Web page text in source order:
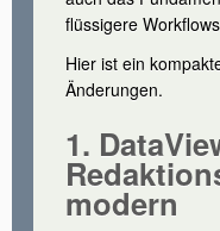
flüssigere
Hier ist ein
Änderungen.
1.
modern